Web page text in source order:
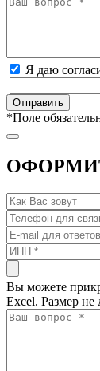
Я даю
*Поле
Вы можете
Excel. Размер